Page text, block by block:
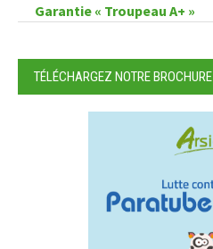
Garantie « Troupeau A+ »
TÉLÉCHARGEZ NOTRE BROCHURE